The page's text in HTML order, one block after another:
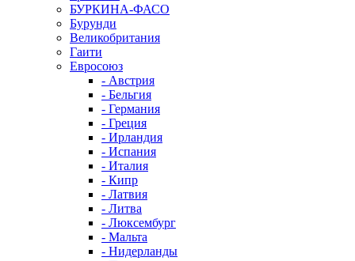
БУРКИНА-ФАСО
Бурунди
Великобритания
Гаити
Евросоюз
- Австрия
- Бельгия
- Германия
- Греция
- Ирландия
- Испания
- Италия
- Кипр
- Латвия
- Литва
- Люксембург
- Мальта
- Нидерланды